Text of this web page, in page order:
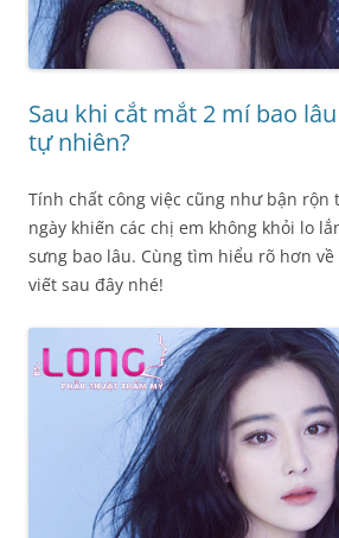
Sau khi cắt mắt 2 mí bao
tự nhiên?
Tính chất công việc cũng như bận rộn
ngày khiến các chị em không khỏi lo
sưng bao lâu. Cùng tìm hiểu rõ hơn
viết sau đây nhé!